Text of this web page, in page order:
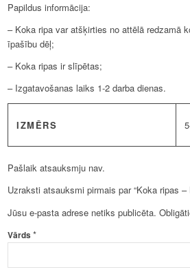
Papildus informācija:
– Koka ripa var atšķirties no attēlā redzamā
īpašību dēļ;
– Koka ripas ir slīpētas;
– Izgatavošanas laiks 1-2 darba dienas.
IZMĒRS
Pašlaik atsauksmju nav.
Uzraksti atsauksmi pirmais par “Koka ripas –
Jūsu e-pasta adrese netiks publicēta.
Vārds*